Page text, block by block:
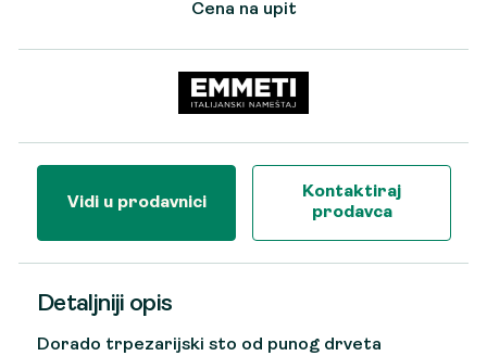
Cena na upit
Vidi u prodavnici
Kontaktiraj
prodavca
Detaljniji opis
Dorado trpezarijski sto od punog drveta